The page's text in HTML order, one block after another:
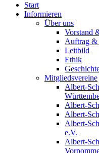
Start
Informieren
Über uns
Vorstand
Auftrag &
Leitbild
Ethik
Mitgliedsvereine
Albert-
Albert-
Albert-
Albert-
e.V.
Albert-